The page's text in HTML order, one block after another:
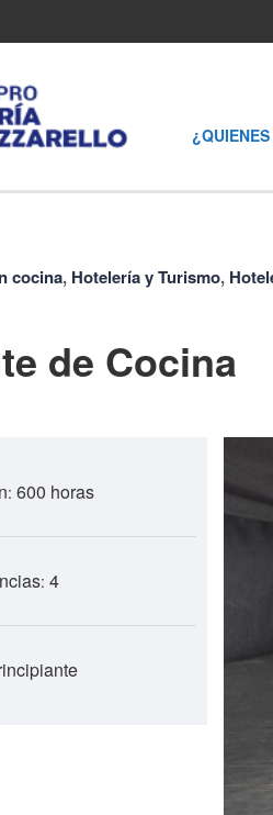
cocina, Hotelería y Turismo,
de Cocina
: 600 horas
: 4